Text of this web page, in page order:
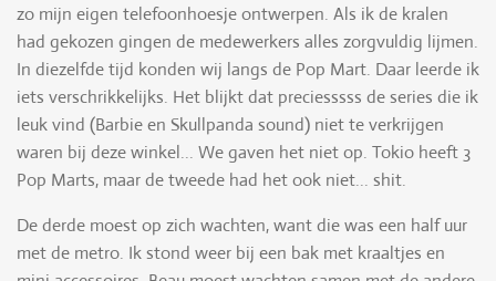
zo mijn eigen telefoonhoesje ontwerpen. Als ik de kralen
had gekozen gingen de medewerkers alles zorgvuldig lijmen.
In diezelfde tijd konden wij langs de Pop Mart. Daar leerde ik
iets verschrikkelijks. Het blijkt dat preciesssss de series die ik
leuk vind (Barbie en Skullpanda sound) niet te verkrijgen
waren bij deze winkel... We gaven het niet op. Tokio heeft 3
Pop Marts, maar de tweede had het ook niet... shit.
De derde moest op zich wachten, want die was een half uur
met de metro. Ik stond weer bij een bak met kraaltjes en